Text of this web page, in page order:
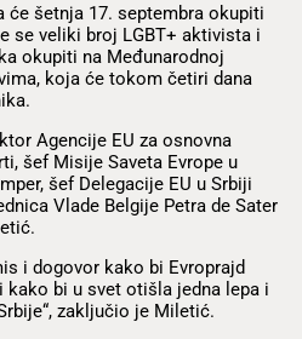
će šetnja 17. septembra okupiti
se veliki broj LGBT+ aktivista i
okupiti na Međunarodnoj
koja će tokom četiri dana
Agencije EU za osnovna
šef Misije Saveta Evrope u
šef Delegacije EU u Srbiji
Vlade Belgije Petra de Sater
i dogovor kako bi Evroprajd
kako bi u svet otišla jedna lepa i
zaključio je Miletić.